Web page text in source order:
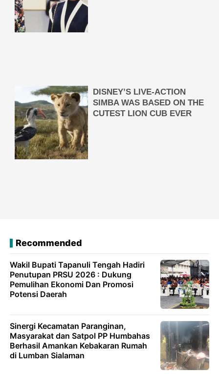
Recommended
Wakil Bupati Tapanuli Tengah Hadiri
Penutupan PRSU 2026 : Dukung
Pemulihan Ekonomi Dan Promosi
Potensi Daerah
Sinergi Kecamatan Paranginan,
Masyarakat dan Satpol PP Humbahas
Berhasil Amankan Kebakaran Rumah
di Lumban Sialaman